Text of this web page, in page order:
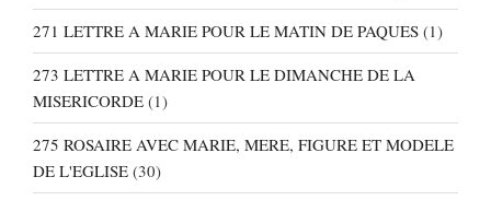
271 LETTRE A MARIE POUR LE MATIN DE PAQUES (1)
273 LETTRE A MARIE POUR LE DIMANCHE DE LA
MISERICORDE (1)
275 ROSAIRE AVEC MARIE, MERE, FIGURE ET MODELE
DE L'EGLISE (30)